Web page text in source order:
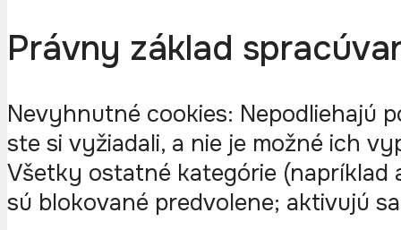
Právny základ
Nevyhnutné cookies: Nepodliehajú
ste si vyžiadali, a nie je možné ich
Všetky ostatné kategórie (napríklad
sú blokované predvolene; aktivujú